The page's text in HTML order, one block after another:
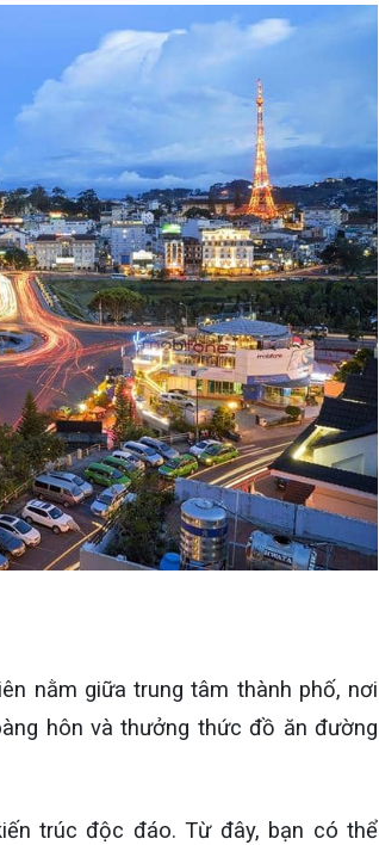
nằm giữa trung tâm thành phố, nơi
hôn và thưởng thức đồ ăn đường
trúc độc đáo. Từ đây, bạn có thể